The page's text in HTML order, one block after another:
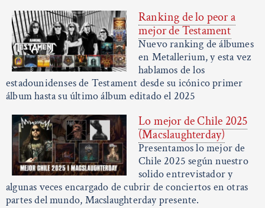
Ranking de lo peor a
mejor de Testament
Nuevo ranking de álbumes
en Metallerium, y esta vez
hablamos de los
estadounidenses de Testament desde su icónico primer
álbum hasta su último álbum editado el 2025
Lo mejor de Chile 2025
(Macslaughterday)
Presentamos lo mejor de
Chile 2025 según nuestro
solido entrevistador y
algunas veces encargado de cubrir de conciertos en otras
partes del mundo, Macslaughterday presente.